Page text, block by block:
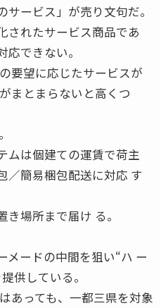
ービス」が売り文句だ。
されたサービス商品であ
できない。
要望に応じたサービスが
まとまらないと高くつ
ムは個建ての運賃で荷主
／簡易梱包配送に対応 す
場所まで届け る。
ードの中間を狙い“ハ ー
供している。
あっても、一都三県を対象